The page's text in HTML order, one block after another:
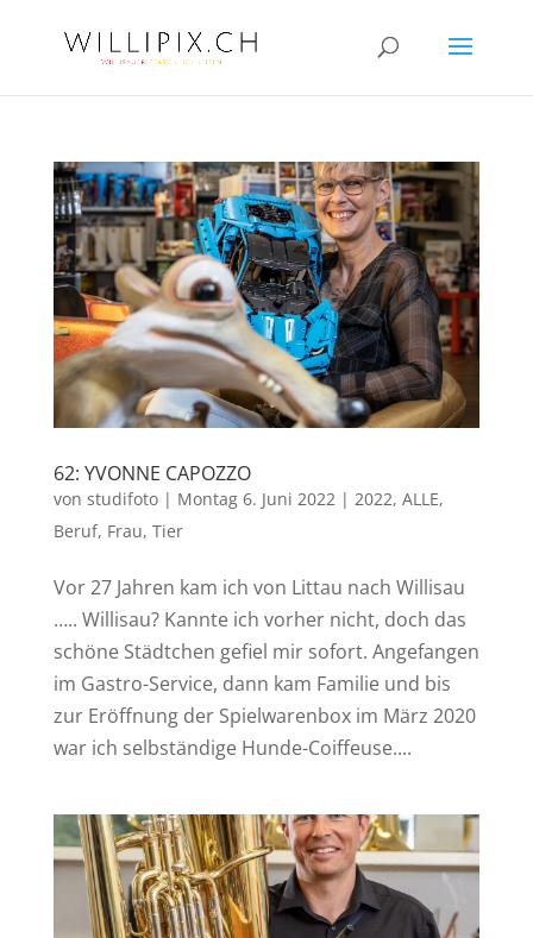
62: YVONNE CAPOZZO
von studifoto| Montag 6. Juni 2022| 2022, ALLE,
Beruf, Frau, Tier
Vor 27 Jahren kam ich von Littau nach Willisau
….. Willisau? Kannte ich vorher nicht, doch das
schöne Städtchen gefiel mir sofort. Angefangen
im Gastro-Service, dann kam Familie und bis
zur Eröffnung der Spielwarenbox im März 2020
war ich selbständige Hunde-Coiffeuse....